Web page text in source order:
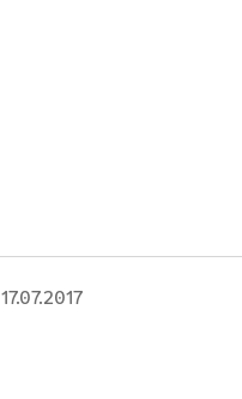
17.07.2017